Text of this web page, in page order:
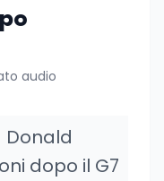
audio
Donald
dopo il G7